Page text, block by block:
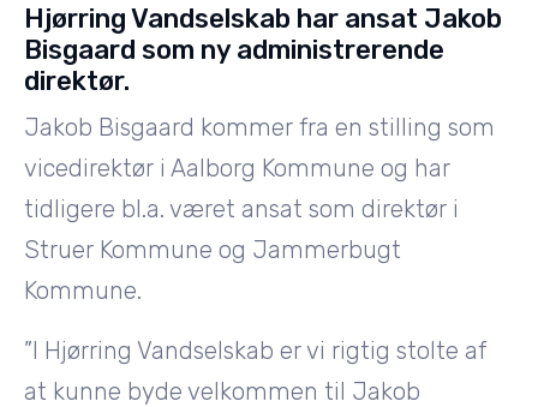
Hjørring Vandselskab har ansat Jakob
Bisgaard som ny administrerende
direktør.
Jakob Bisgaard kommer fra en stilling som
vicedirektør i Aalborg Kommune og har
tidligere bl.a. været ansat som direktør i
Struer Kommune og Jammerbugt
Kommune.
”I Hjørring Vandselskab er vi rigtig stolte af
at kunne byde velkommen til Jakob